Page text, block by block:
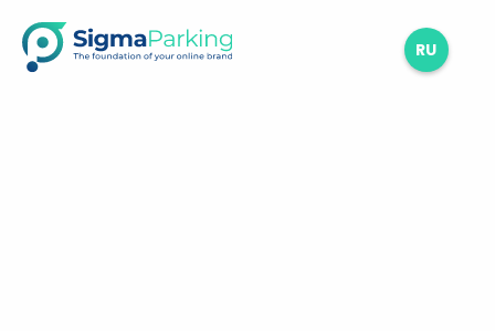
RU